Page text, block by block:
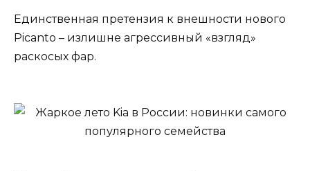
Единственная претензия к внешности нового
Picanto – излишне агрессивный «взгляд»
раскосых фар.